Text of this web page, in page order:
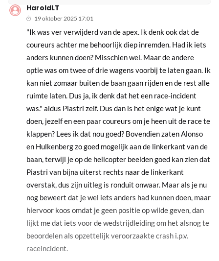
HaroldLT
19 oktober 2025 17:01
"Ik was ver verwijderd van de apex. Ik denk ook dat de
coureurs achter me behoorlijk diep inremden. Had ik iets
anders kunnen doen? Misschien wel. Maar de andere
optie was om twee of drie wagens voorbij te laten gaan. Ik
kan niet zomaar buiten de baan gaan rijden en de rest alle
ruimte laten. Dus ja, ik denk dat het een race-incident
was." aldus Piastri zelf. Dus dan is het enige wat je kunt
doen, jezelf en een paar coureurs om je heen uit de race te
klappen? Lees ik dat nou goed? Bovendien zaten Alonso
en Hulkenberg zo goed mogelijk aan de linkerkant van de
baan, terwijl je op de helicopter beelden goed kan zien dat
Piastri van bijna uiterst rechts naar de linkerkant
overstak, dus zijn uitleg is ronduit onwaar. Maar als je nu
nog beweert dat je wel iets anders had kunnen doen, maar
hiervoor koos omdat je geen positie op wilde geven, dan
lijkt me dat iets voor de wedstrijdleiding om het alsnog te
beoordelen als opzettelijk veroorzaakte crash i.p.v.
raceincident.